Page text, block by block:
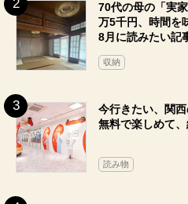
70代の母の「実
万5千円、時間を
8月に読みたい記
収納
今行きたい、関
無料で楽しめて
読み物